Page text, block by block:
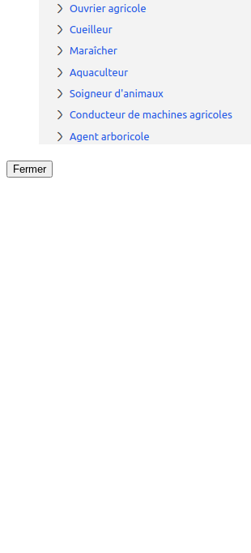
Fermer